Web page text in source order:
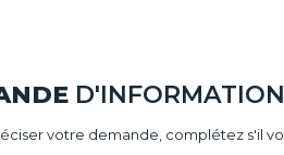
votre demande, complétez s'il